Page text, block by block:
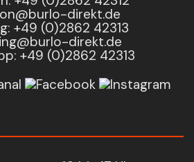
direkt.de
+49 (0)2862 42313
direkt.de
+49 (0)2862 42313